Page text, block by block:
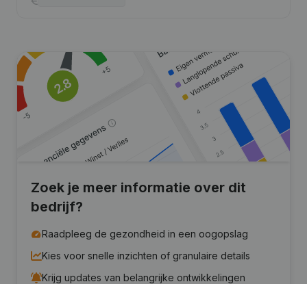
Zoek je meer informatie over dit
bedrijf?
Raadpleeg de gezondheid in een oogopslag
Kies voor snelle inzichten of granulaire details
Krijg updates van belangrijke ontwikkelingen